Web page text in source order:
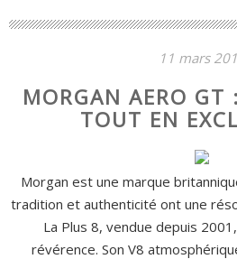
11 mars
MORGAN AERO GT
TOUT EN
Morgan est une marque
tradition et authenticité ont une
La Plus 8, vendue depuis
révérence. Son V8